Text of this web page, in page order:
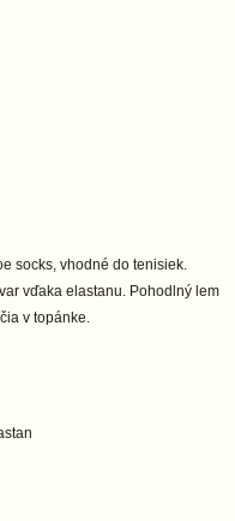
socks, vhodné do tenisiek.
vďaka elastanu. Pohodlný lem
v topánke.